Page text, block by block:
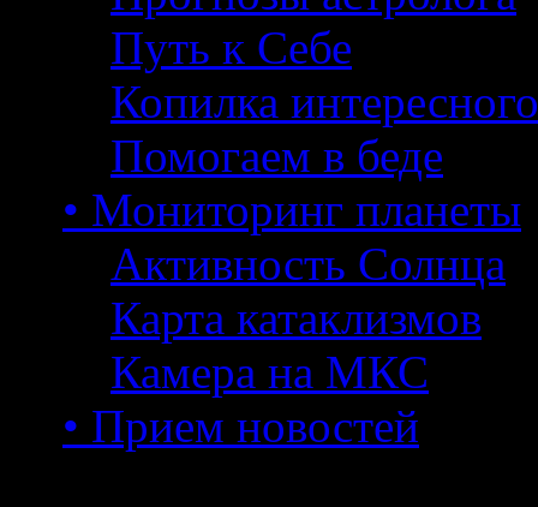
Путь к Себе
Копилка интересного
Помогаем в беде
• Мониторинг планеты
Активность Солнца
Карта катаклизмов
Камера на МКС
• Прием новостей